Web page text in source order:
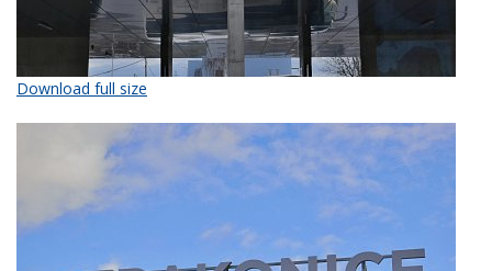
Download full size